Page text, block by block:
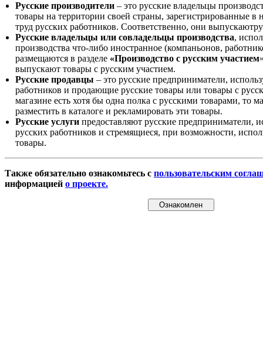
Русские производители – это русские владельцы
товары на территории своей страны, зарегистрированные
труд русских работников. Соответственно, они
Русские владельцы или совладельцы производства,
производства что-либо иностранное (компаньонов,
размещаются в разделе «Производство с русским участием
выпускают товары с русским участием.
Русские продавцы – это русские предприниматели,
работников и продающие русские товары или товары с
магазине есть хотя бы одна полка с русскими товарами, то
разместить в каталоге и рекламировать эти товары.
Русские услуги предоставляют русские предприниматели,
русских работников и стремящиеся, при возможности,
товары.
Также обязательно ознакомьтесь с пользовательским
информацией о проекте.
Ознакомлен